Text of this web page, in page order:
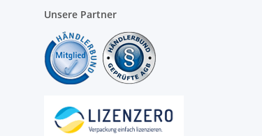
Unsere Partner